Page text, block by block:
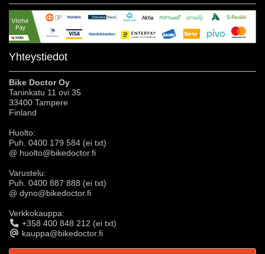
Yhteystiedot
Bike Doctor Oy
Taninkatu 11 ovi 35
33400 Tampere
Finland
Huolto:
Puh. 0400 179 584 (ei txt)
@ huolto@bikedoctor.fi
Varustelu:
Puh. 0400 887 888 (ei txt)
@ dyno@bikedoctor.fi
Verkkokauppa:
+358 400 848 212 (ei txt)
kauppa@bikedoctor.fi